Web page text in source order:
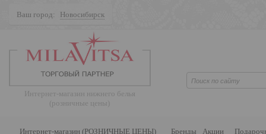
Ваш город: Новосибирск
Интернет-магазин нижнего белья
(розничные цены)
Интернет-магазин (РОЗНИЧНЫЕ ЦЕНЫ) Бренды Акции